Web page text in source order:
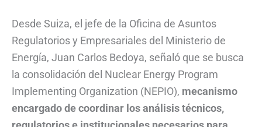
Desde Suiza, el jefe de la Oficina de Asuntos
Regulatorios y Empresariales del Ministerio de
Energía, Juan Carlos Bedoya, señaló que se busca
la consolidación del Nuclear Energy Program
Implementing Organization (NEPIO), mecanismo
encargado de coordinar los análisis técnicos,